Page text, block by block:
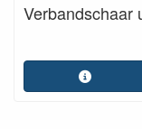
Verbandschaar